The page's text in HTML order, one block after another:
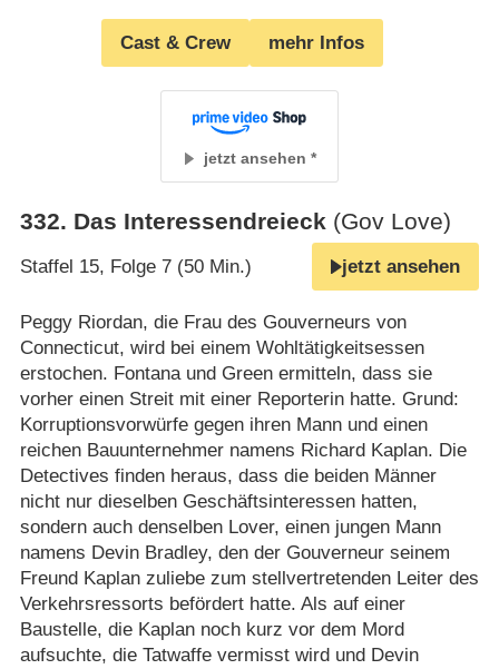
Cast & Crew mehr Infos
jetzt ansehen
332. Das Interessendreieck (Gov Love)
Staffel 15, Folge 7 (50 Min.) jetzt ansehen
Peggy Riordan, die Frau des Gouverneurs von
Connecticut, wird bei einem Wohltätigkeitsessen
erstochen. Fontana und Green ermitteln, dass sie
vorher einen Streit mit einer Reporterin hatte. Grund:
Korruptionsvorwürfe gegen ihren Mann und einen
reichen Bauunternehmer namens Richard Kaplan. Die
Detectives finden heraus, dass die beiden Männer
nicht nur dieselben Geschäftsinteressen hatten,
sondern auch denselben Lover, einen jungen Mann
namens Devin Bradley, den der Gouverneur seinem
Freund Kaplan zuliebe zum stellvertretenden Leiter des
Verkehrsressorts befördert hatte. Als auf einer
Baustelle, die Kaplan noch kurz vor dem Mord
aufsuchte, die Tatwaffe vermisst wird und Devin